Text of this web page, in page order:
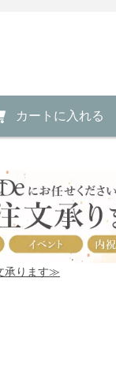
カートに入れる
承ります≫